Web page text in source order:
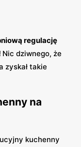
regulację
Nic dziwnego, że
zyskał takie
na
kuchenny